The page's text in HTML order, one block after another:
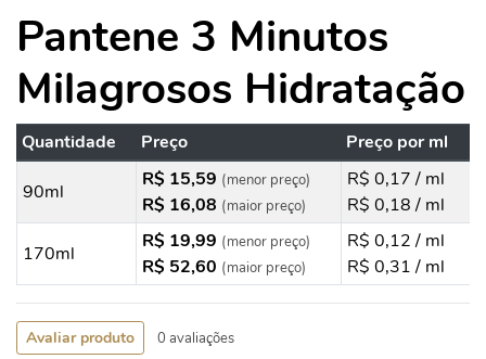
Pantene 3 Minutos
Milagrosos Hidratação
Quantidade Preço Preço por ml
90ml
R$ 15,59 (menor preço)
R$ 16,08 (maior preço)
R$ 0,17 / ml
R$ 0,18 / ml
170ml
R$ 19,99 (menor preço)
R$ 52,60 (maior preço)
R$ 0,12 / ml
R$ 0,31 / ml
Avaliar produto 0 avaliações